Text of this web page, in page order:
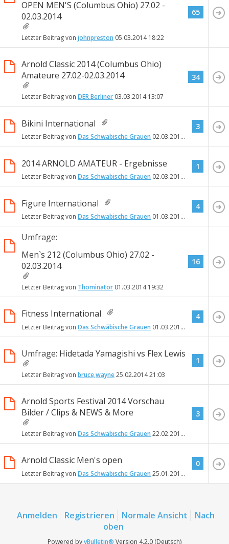
OPEN MEN'S (Columbus Ohio) 27.02 -
02.03.2014
Letzter Beitrag von johnpreston 05.03.201418:22
65
Arnold Classic 2014 (Columbus Ohio)
Amateure 27.02-02.03.2014
Letzter Beitrag von DER Berliner 03.03.201413:07
34
Bikini International
Letzter Beitrag von Das Schwäbische Grauen 02.03.2014
3
2014 ARNOLD AMATEUR - Ergebnisse
Letzter Beitrag von Das Schwäbische Grauen 02.03.2014
1
Figure International
Letzter Beitrag von Das Schwäbische Grauen 01.03.2014
4
Umfrage:
Men`s 212 (Columbus Ohio) 27.02 -
02.03.2014
Letzter Beitrag von Thominator 01.03.201419:32
16
Fitness International
Letzter Beitrag von Das Schwäbische Grauen 01.03.2014
4
Umfrage: Hidetada Yamagishi vs Flex Lewis
Letzter Beitrag von bruce,wayne25.02.201421:03
1
Arnold Sports Festival 2014 Vorschau
Bilder / Clips & NEWS & More
Letzter Beitrag von Das Schwäbische Grauen 22.02.2014
3
Arnold Classic Men's open
Letzter Beitrag von Das Schwäbische Grauen 25.01.2014
0
Anmelden Registrieren Normale Ansicht
Nach
oben
Powered byvBulletin® Version 4.2.0 (Deutsch)